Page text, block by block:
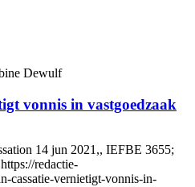
Dewulf
vonnis in vastgoedzaak
14 jun 2021,, IEFBE 3655;
redactie-
cassatie-vernietigt-vonnis-in-